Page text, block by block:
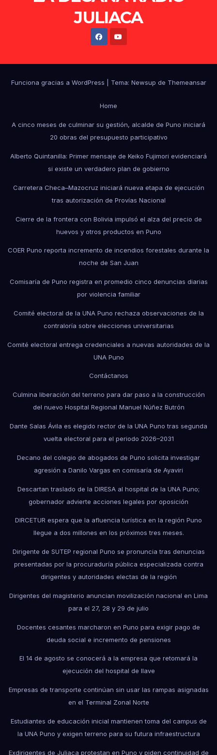
JULIACA
Funciona gracias a WordPress Tema: Newsup de Themeansar
Home
A cinco meses de culminar su gestión, alcalde de Puno iniciará
20 obras del presupuesto participativo
Alberto Quintanilla: Primer mensaje de Keiko Fujimori evidenciará
si existe un verdadero plan de gobierno
Carretera Checa–Mazocruz iniciará nueva etapa de ejecución
tras autorización de Provías Nacional
Cierre de la frontera con Bolivia impulsó el alza del precio de
huevos y otros productos en Puno
COER Puno reporta incremento de incendios forestales durante la
noche de San Juan
Comisaría de Puno registra en promedio cinco denuncias diarias
por violencia familiar
Comité electoral de la UNA Puno rechaza observaciones de la
contraloría sobre elecciones universitarias
Comité electoral entrega credenciales a nuevas autoridades de la
UNA Puno
Contáctanos
Culmina liberación del terreno para dar paso a la construcción
del nuevo Hospital Regional Manuel Núñez Butrón
Dante Salas Ávila es elegido rector de la UNA Puno tras segunda
vuelta electoral para el periodo 2026–2031
Decano del colegio de abogados de Puno solicita investigar
agresión a Danilo Vargas en comisaría de Ayaviri
Descartan traslado de la DIRESA al hospital de la UNA Puno;
gobernador advierte acciones legales por oposición
DIRCETUR espera que la afluencia turística en la región Puno
llegue a dos millones en los próximos tres meses.
Dirigente de SUTEP regional Puno se pronuncia tras denuncias
presentadas por la procuraduría pública especializada contra
dirigentes y autoridades electas de la región
Dirigentes del magisterio anuncian movilización nacional en Lima
para el 27, 28 y 29 de julio
Docentes cesantes marcharon en Puno para exigir pago de
deuda social e incremento de pensiones
El 14 de agosto se conocerá a la empresa que retomará la
ejecución del hospital de Ilave
Empresas de transporte continúan sin usar las rampas asignadas
en el Terminal Zonal Norte
Estudiantes de educación inicial mantienen toma del campus de
la UNA Puno y exigen terreno para su futura infraestructura
Exdirigentes de Juliaca protestan en Puno y piden continuidad de